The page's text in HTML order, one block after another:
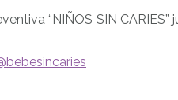
“NIÑOS SIN